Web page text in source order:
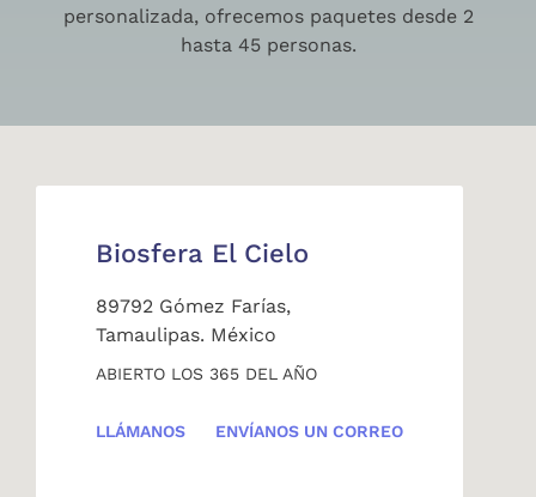
personalizada, ofrecemos paquetes desde 2
hasta 45 personas.
Biosfera El Cielo
89792 Gómez Farías,
Tamaulipas. México
ABIERTO LOS 365 DEL AÑO
LLÁMANOS ENVÍANOS UN CORREO